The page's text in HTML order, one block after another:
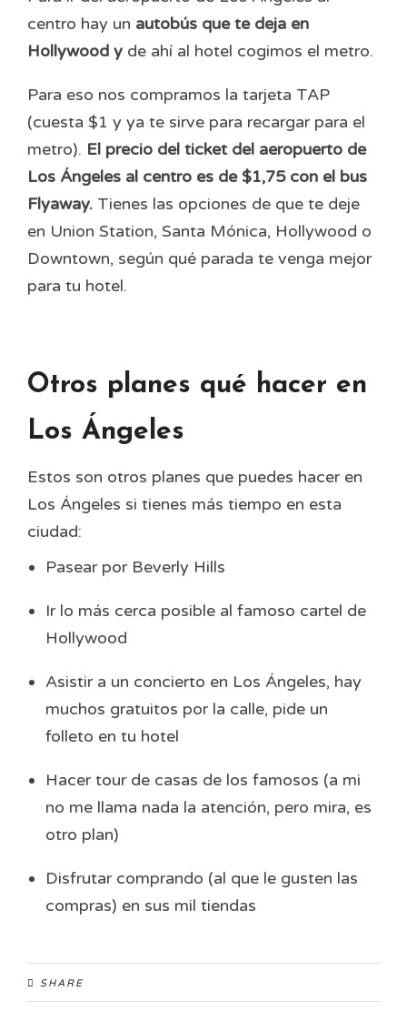
centro hay un autobús que te deja en
Hollywood y de ahí al hotel cogimos el metro.
Para eso nos compramos la tarjeta TAP
(cuesta $1 y ya te sirve para recargar para el
metro). El precio del ticket del aeropuerto de
Los Ángeles al centro es de $1,75 con el bus
Flyaway. Tienes las opciones de que te deje
en Union Station, Santa Mónica, Hollywood o
Downtown, según qué parada te venga mejor
para tu hotel.
Otros planes qué hacer en
Los Ángeles
Estos son otros planes que puedes hacer en
Los Ángeles si tienes más tiempo en esta
ciudad:
Pasear por Beverly Hills
Ir lo más cerca posible al famoso cartel de
Hollywood
Asistir a un concierto en Los Ángeles, hay
muchos gratuitos por la calle, pide un
folleto en tu hotel
Hacer tour de casas de los famosos (a mi
no me llama nada la atención, pero mira, es
otro plan)
Disfrutar comprando (al que le gusten las
compras) en sus mil tiendas
SHARE